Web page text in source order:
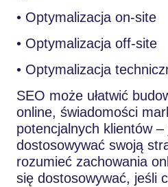
• Optymalizacja on-site
• Optymalizacja off-site
• Optymalizacja
SEO może ułatwić
online, świadomości
potencjalnych klientów
dostosowywać swoją
rozumieć zachowania
się dostosowywać, jeśli